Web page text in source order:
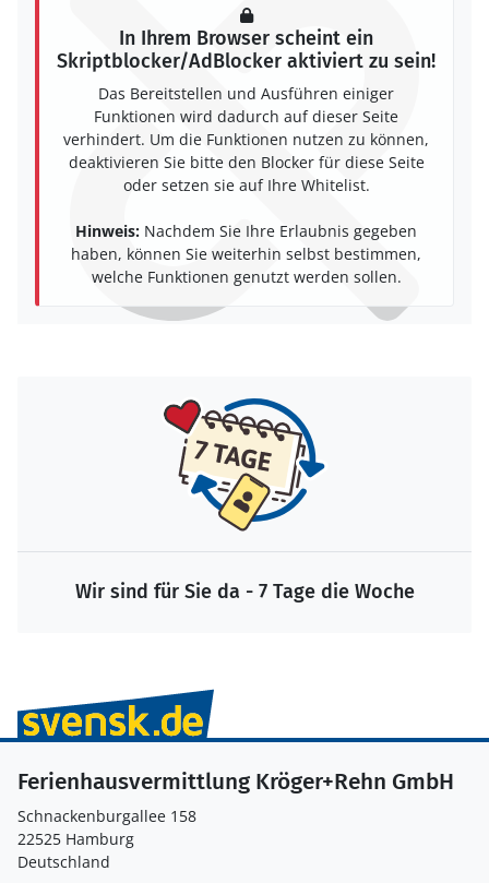
In Ihrem Browser scheint ein
Skriptblocker/AdBlocker aktiviert zu sein!
Das Bereitstellen und Ausführen einiger
Funktionen wird dadurch auf dieser Seite
verhindert. Um die Funktionen nutzen zu können,
deaktivieren Sie bitte den Blocker für diese Seite
oder setzen sie auf Ihre Whitelist.
Hinweis: Nachdem Sie Ihre Erlaubnis gegeben
haben, können Sie weiterhin selbst bestimmen,
welche Funktionen genutzt werden sollen.
Wir sind für Sie da - 7 Tage die Woche
Ferienhausvermittlung Kröger+Rehn GmbH
Schnackenburgallee 158
22525 Hamburg
Deutschland